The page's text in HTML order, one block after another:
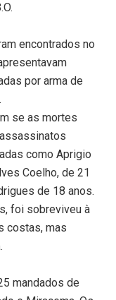
encontrados no
por arma de
se as mortes
como Aprigio
Coelho, de 21
de 18 anos.
foi sobreviveu à
costas, mas
mandados de